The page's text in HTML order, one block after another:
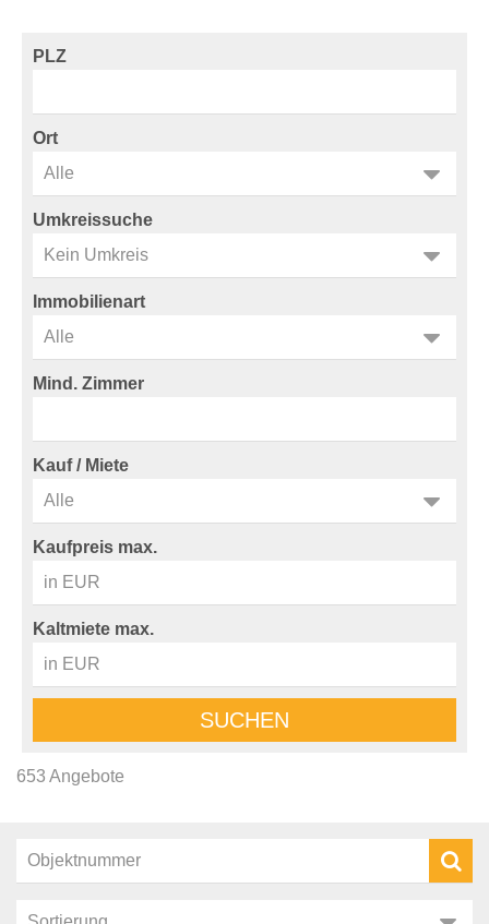
PLZ
Ort
Umkreissuche
Immobilienart
Mind. Zimmer
Kauf / Miete
Kaufpreis max.
Kaltmiete max.
SUCHEN
653 Angebote